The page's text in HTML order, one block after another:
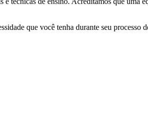
que você tenha durante seu processo